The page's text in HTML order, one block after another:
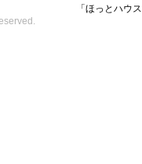
「ほっとハウ